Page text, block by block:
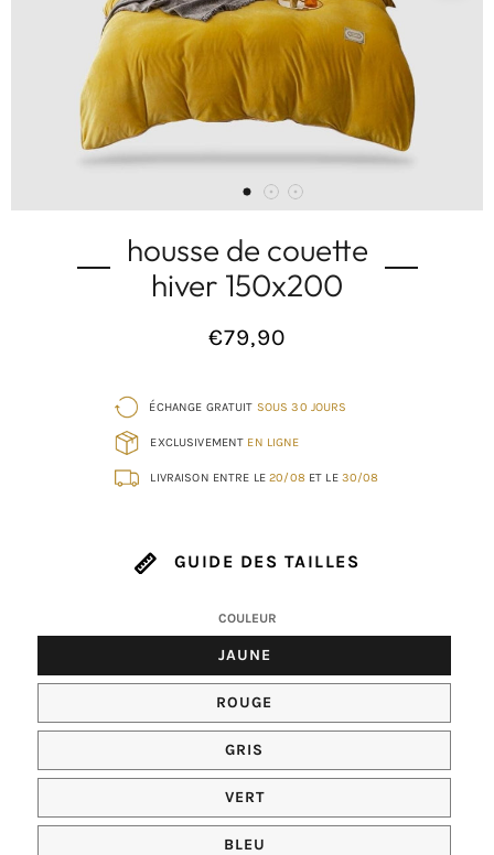
housse de couette
hiver 150x200
€79,90
ÉCHANGE GRATUIT SOUS 30 JOURS
EXCLUSIVEMENT EN LIGNE
LIVRAISON ENTRE LE20/08 ET LE 30/08
GUIDE DES TAILLES
COULEUR
COULEUR
JAUNE
COULEUR
ROUGE
COULEUR
GRIS
COULEUR
VERT
COULEUR
BLEU